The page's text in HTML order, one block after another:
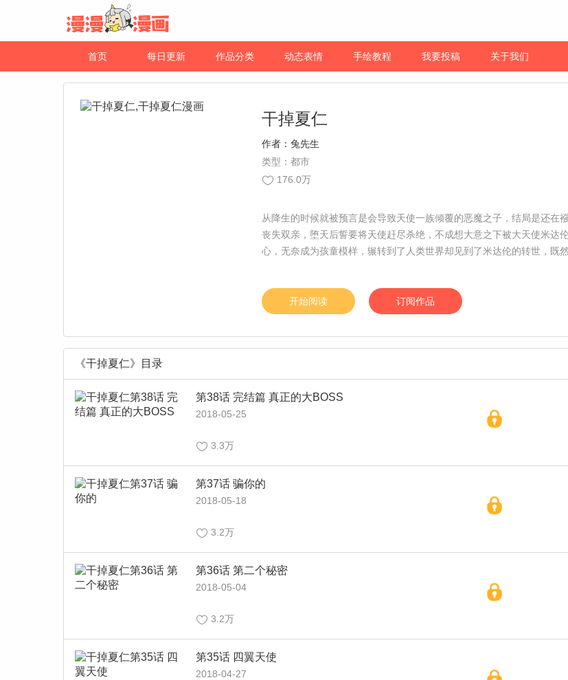
首页 每日更新 作品分类 动态表情 手绘教程 我要投稿 关于我们
干掉夏仁
作者： 兔先生
类型：都市
176.0万
从降生的时候就被预言是会导致天使一族倾覆的恶魔之子，结局是还在
丧失双亲，堕天后誓要将天使赶尽杀绝，不成想大意之下被大天使米达
心，无奈成为孩童模样，辗转到了人类世界却见到了米达伦的转世，既
开始阅读 订阅作品
《干掉夏仁》目录
第38话 完结篇 真正的大BOSS
2018-05-25
3.3万
第37话 骗你的
2018-05-18
3.2万
第36话 第二个秘密
2018-05-04
3.2万
第35话 四翼天使
2018-04-27